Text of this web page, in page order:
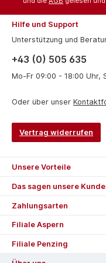
Hilfe und Support
Unterstützung und
+43 (0) 505 635
Mo-Fr 09:00 - 18:00 Uhr,
Oder über unser
Vertrag widerrufen
Unsere Vorteile
Das sagen unsere
Zahlungsarten
Filiale Aspern
Filiale Penzing